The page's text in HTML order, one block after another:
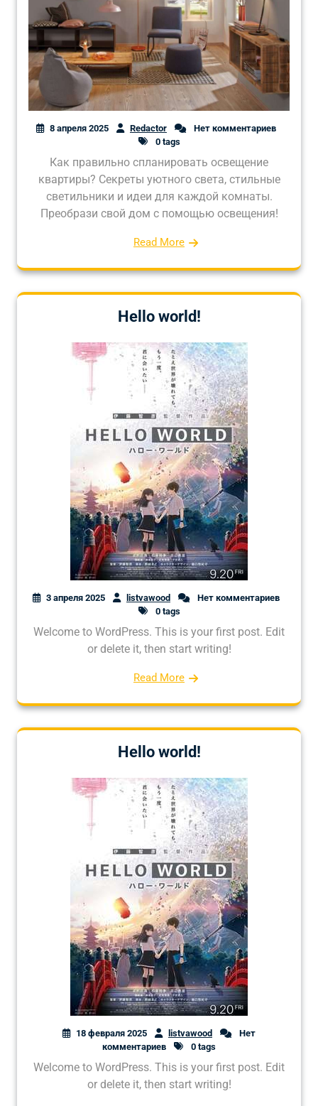
8 апреля 2025 Redactor
Нет комментариев
0 tags
Как правильно спланировать освещение
квартиры? Секреты уютного света, стильные
светильники и идеи для каждой комнаты.
Преобрази свой дом с помощью освещения!
Read More
Hello world!
3 апреля 2025 listvawood
Нет комментариев
0 tags
Welcome to WordPress. This is your first post. Edit
or delete it, then start writing!
Read More
Hello world!
18 февраля 2025 listvawood
Нет
комментариев
0 tags
Welcome to WordPress. This is your first post. Edit
or delete it, then start writing!